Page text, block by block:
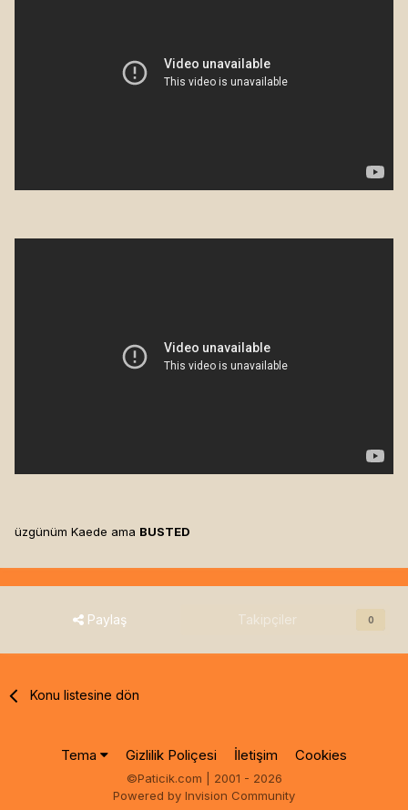
üzgünüm Kaede ama BUSTED
Paylaş Takipçiler 0
Konu listesine dön
Tema Gizlilik Poliçesi İletişim Cookies
©Paticik.com | 2001 - 2026
Powered by Invision Community